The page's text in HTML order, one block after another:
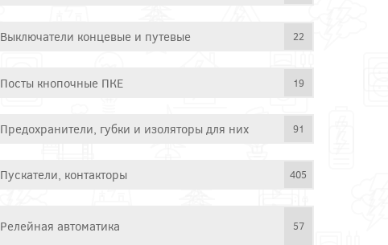
Выключатели концевые и путевые 22
Посты кнопочные ПКЕ 19
Предохранители, губки и изоляторы для них 91
Пускатели, контакторы 405
Релейная автоматика 57